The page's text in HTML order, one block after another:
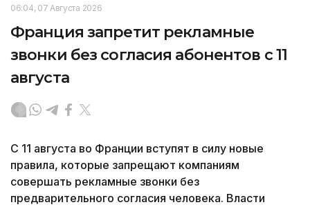
06:04, 07 Августа 2026
Франция запретит рекламные
звонки без согласия абонентов с 11
августа
С 11 августа во Франции вступят в силу новые
правила, которые запрещают компаниям
совершать рекламные звонки без
предварительного согласия человека. Власти